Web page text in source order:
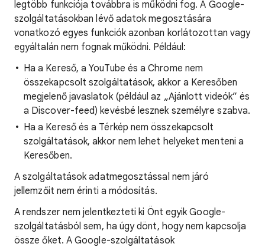
legtöbb funkciója továbbra is működni fog. A Google-
szolgáltatásokban lévő adatok megosztására
vonatkozó egyes funkciók azonban korlátozottan vagy
egyáltalán nem fognak működni. Például:
Ha a Kereső, a YouTube és a Chrome nem
összekapcsolt szolgáltatások, akkor a Keresőben
megjelenő javaslatok (például az „Ajánlott videók” és
a Discover-feed) kevésbé lesznek személyre szabva.
Ha a Kereső és a Térkép nem összekapcsolt
szolgáltatások, akkor nem lehet helyeket menteni a
Keresőben.
A szolgáltatások adatmegosztással nem járó
jellemzőit nem érinti a módosítás.
A rendszer nem jelentkezteti ki Önt egyik Google-
szolgáltatásból sem, ha úgy dönt, hogy nem kapcsolja
össze őket. A Google-szolgáltatások